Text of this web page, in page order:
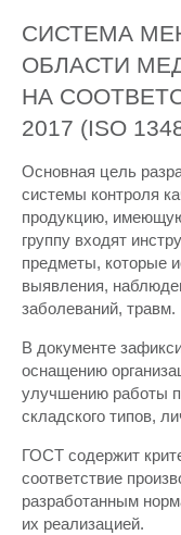
СИСТЕМА
ОБЛАСТИ
НА
2017 (ISO
Основная цель
системы контроля
продукцию,
группу входят
предметы, которые
выявления,
заболеваний, травм.
В документе
оснащению
улучшению работы
складского типов,
ГОСТ содержит
соответствие
разработанным
их реализацией.